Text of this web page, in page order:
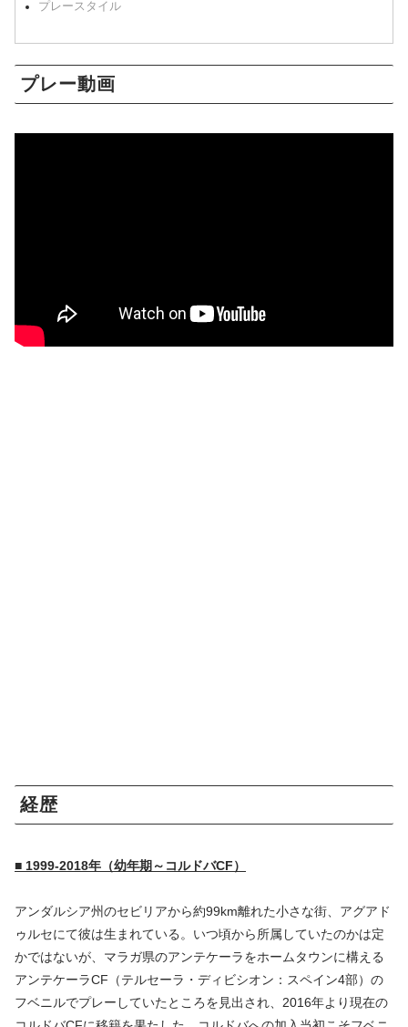
プレースタイル
プレー動画
経歴
■ 1999-2018年（幼年期～コルドバCF）
アンダルシア州のセビリアから約99km離れた小さな街、アグアド
ゥルセにて彼は生まれている。いつ頃から所属していたのかは定
かではないが、マラガ県のアンテケーラをホームタウンに構える
アンテケーラCF（テルセーラ・ディビシオン：スペイン4部）の
フベニルでプレーしていたところを見出され、2016年より現在の